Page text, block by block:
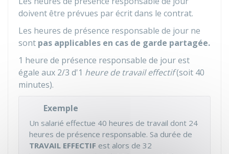
doivent être prévues par écrit dans le contrat.
Les heures de présence responsable de jour ne
sont pas applicables en cas de garde partagée.
1 heure de présence responsable de jour est
égale aux 2/3 d'1 heure de travail effectif(soit 40
minutes).
Exemple
Un salarié effectue 40 heures de travail dont 24
heures de présence responsable. Sa durée de
TRAVAIL EFFECTIF est alors de 32